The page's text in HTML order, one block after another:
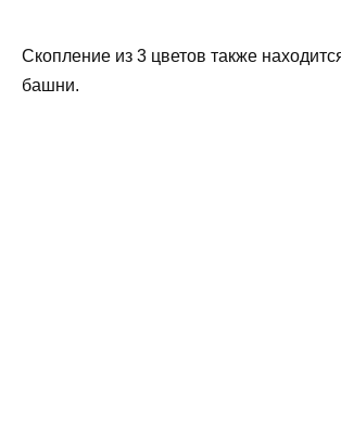
Скопление из 3 цветов также
башни.